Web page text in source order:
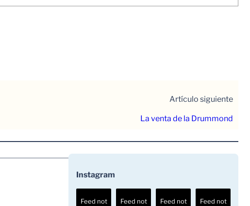
Artículo siguiente
La venta de la Drummond
Instagram
Feed not
Feed not
Feed not
Feed not